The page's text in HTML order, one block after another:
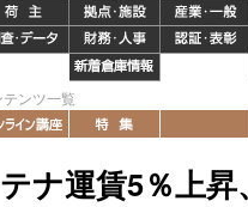
ンツ一覧
ナ運賃5％上